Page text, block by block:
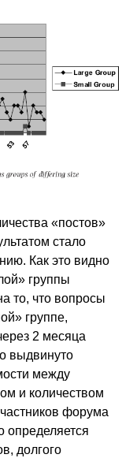
«постов»
стало
Как это видно
группы
то, что вопросы
группе,
2 месяца
выдвинуто
между
и количеством
форума
определяется
долгого